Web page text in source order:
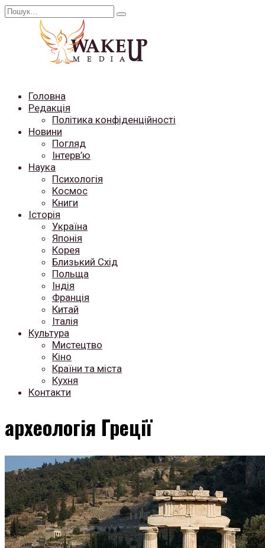
Перейти
Search
Головна
Редакція
Політика конфіденційності
Новини
Погляд
Інтерв’ю
Наука
Психологія
Космос
Книги
Історія
Україна
Японія
Корея
Близький Схід
Польща
Індія
Франція
Китай
Італія
Культура
Мистецтво
Кіно
Країни та міста
Кухня
Контакти
археологія Греції